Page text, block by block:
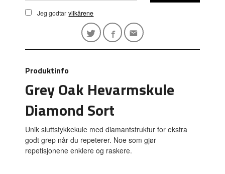
Jeg godtar vilkårene
Produktinfo
Grey Oak Hevarmskule
Diamond Sort
Unik sluttstykkekule med diamantstruktur for ekstra
godt grep når du repeterer. Noe som gjør
repetisjonene enklere og raskere.